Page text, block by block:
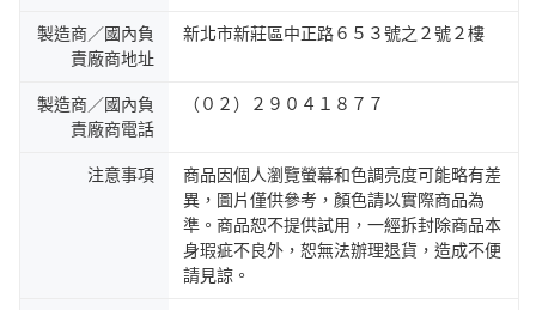
製造商／國內負
責廠商地址
新北市新莊區中正路６５３號之２號２樓
製造商／國內負
責廠商電話
（０２）２９０４１８７７
注意事項
商品因個人瀏覽螢幕和色調亮度可能略有差
異，圖片僅供參考，顏色請以實際商品為
準。商品恕不提供試用，一經拆封除商品本
身瑕疵不良外，恕無法辦理退貨，造成不便
請見諒。